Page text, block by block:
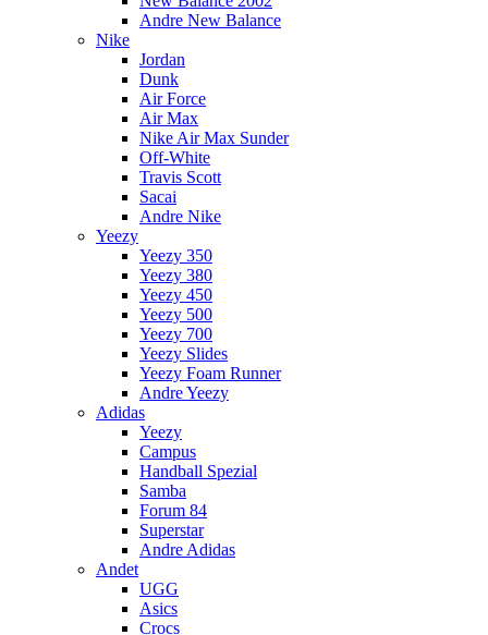
Andre New Balance
Nike
Jordan
Dunk
Air Force
Air Max
Nike Air Max Sunder
Off-White
Travis Scott
Sacai
Andre Nike
Yeezy
Yeezy 350
Yeezy 380
Yeezy 450
Yeezy 500
Yeezy 700
Yeezy Slides
Yeezy Foam Runner
Andre Yeezy
Adidas
Yeezy
Campus
Handball Spezial
Samba
Forum 84
Superstar
Andre Adidas
Andet
UGG
Asics
Crocs